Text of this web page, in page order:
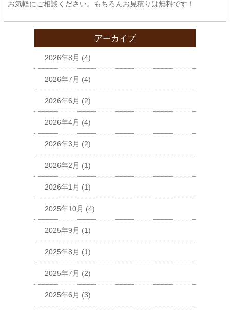
お気軽にご相談ください。もちろんお見積りは無料です！
アーカイブ
2026年8月 (4)
2026年7月 (4)
2026年6月 (2)
2026年4月 (4)
2026年3月 (2)
2026年2月 (1)
2026年1月 (1)
2025年10月 (4)
2025年9月 (1)
2025年8月 (1)
2025年7月 (2)
2025年6月 (3)